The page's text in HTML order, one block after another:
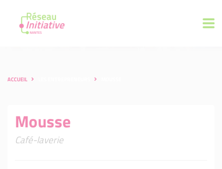
ACCUEIL
Mousse
Café-laverie